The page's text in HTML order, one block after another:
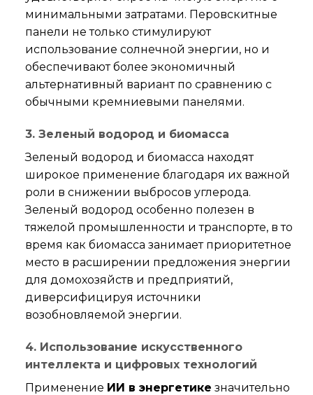
минимальными затратами. Перовскитные
панели не только стимулируют
использование солнечной энергии, но и
обеспечивают более экономичный
альтернативный вариант по сравнению с
обычными кремниевыми панелями.
3. Зеленый водород и биомасса
Зеленый водород и биомасса находят
широкое применение благодаря их важной
роли в снижении выбросов углерода.
Зеленый водород особенно полезен в
тяжелой промышленности и транспорте, в то
время как биомасса занимает приоритетное
место в расширении предложения энергии
для домохозяйств и предприятий,
диверсифицируя источники
возобновляемой энергии.
4. Использование искусственного
интеллекта и цифровых технологий
Применение ИИ в энергетике значительно